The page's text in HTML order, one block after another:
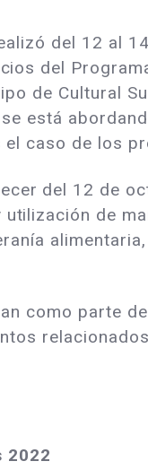
del 12 al
del
de Cultural
está
caso de los
del 12 de
de
como parte
2022